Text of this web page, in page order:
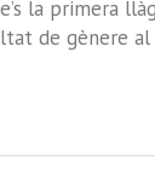
la primera
de gènere al